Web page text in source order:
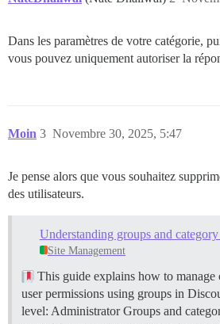
Dans les paramètres de votre catégorie,
vous pouvez uniquement autoriser la
Moin Novembre 30, 2025, 5:47
3
Je pense alors que vous souhaitez
des utilisateurs.
Understanding groups and
Site Management
This guide explains how to
user permissions using groups in
level: Administrator Groups and